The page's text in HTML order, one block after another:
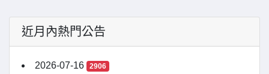
近月內熱門公告
2026-07-16 2906